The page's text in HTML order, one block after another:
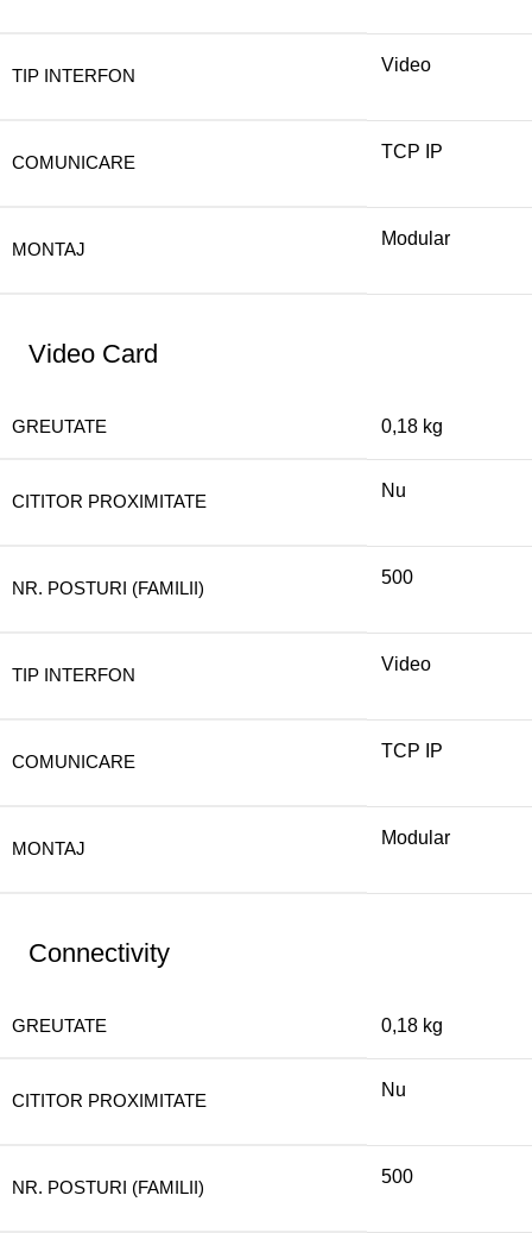
TIP INTERFON
Video
COMUNICARE
TCP IP
MONTAJ
Modular
Video Card
GREUTATE 0,18 kg
CITITOR PROXIMITATE
Nu
NR. POSTURI (FAMILII)
500
TIP INTERFON
Video
COMUNICARE
TCP IP
MONTAJ
Modular
Connectivity
GREUTATE 0,18 kg
CITITOR PROXIMITATE
Nu
NR. POSTURI (FAMILII)
500